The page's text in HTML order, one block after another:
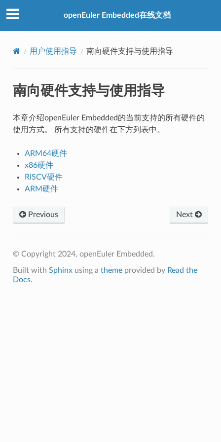
openEuler Embedded在线文档
用户使用指导 南向硬件支持与使用指导
南向硬件支持与使用指导
本章介绍openEuler Embedded的当前支持的所有硬件的
使用方式。 所有支持的硬件在下方列表中。
ARM64硬件
x86硬件
RISCV硬件
ARM硬件
Previous Next
© Copyright 2024, openEuler Embedded.
Built with Sphinxusing a themeprovided by Read the
Docs.